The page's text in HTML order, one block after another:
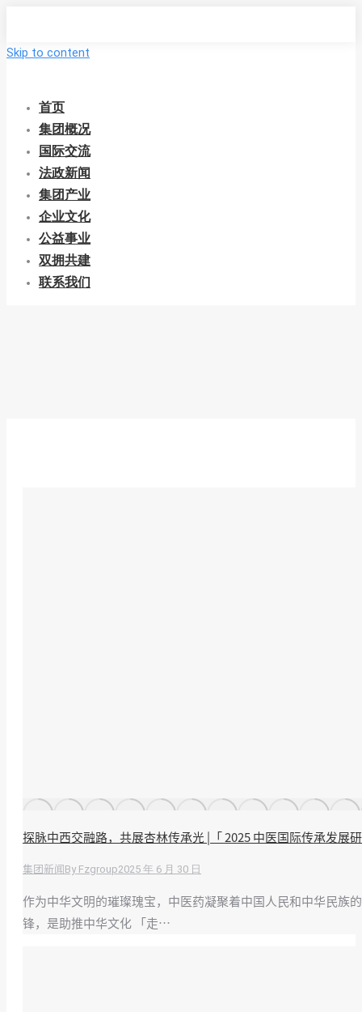
Skip to content
首页
集团概况
国际交流
法政新闻
集团产业
企业文化
公益事业
双拥共建
联系我们
探脉中西交融路，共展杏林传承光 |「 2025 中医国际传承发展
集团新闻 By Fzgroup2025 年 6 月 30 日
作为中华文明的璀璨瑰宝，中医药凝聚着中国人民和中华民族
锋，是助推中华文化 「走…